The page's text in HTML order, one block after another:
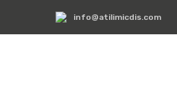
info@atilimicdis.com